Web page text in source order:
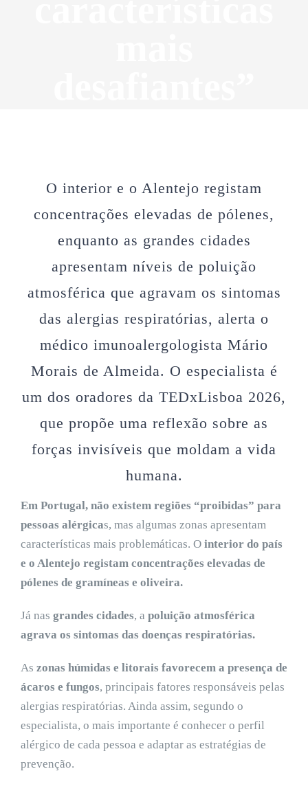
O interior e o Alentejo registam
concentrações elevadas de pólenes,
enquanto as grandes cidades
apresentam níveis de poluição
atmosférica que agravam os sintomas
das alergias respiratórias, alerta o
médico imunoalergologista Mário
Morais de Almeida. O especialista é
um dos oradores da TEDxLisboa 2026,
que propõe uma reflexão sobre as
forças invisíveis que moldam a vida
humana.
Em Portugal, não existem regiões “proibidas” para
pessoas alérgicas, mas algumas zonas apresentam
características mais problemáticas. O interior do país
e o Alentejo registam concentrações elevadas de
pólenes de gramíneas e oliveira.
Já nas grandes cidades, a poluição atmosférica
agrava os sintomas das doenças respiratórias.
As zonas húmidas e litorais favorecem a presença de
ácaros e fungos, principais fatores responsáveis pelas
alergias respiratórias. Ainda assim, segundo o
especialista, o mais importante é conhecer o perfil
alérgico de cada pessoa e adaptar as estratégias de
prevenção.